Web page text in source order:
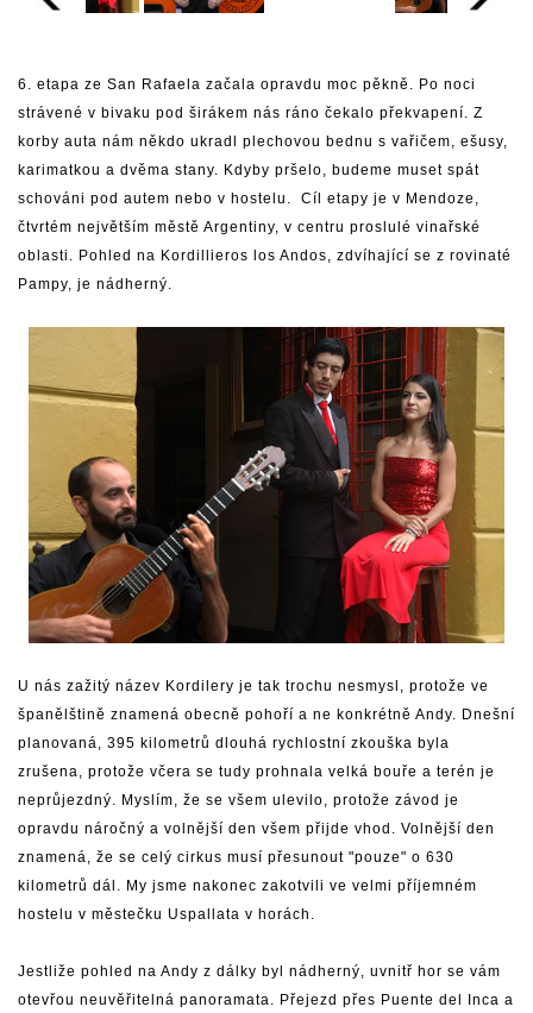
6. etapa ze San Rafaela začala opravdu moc pěkně. Po noci
strávené v bivaku pod širákem nás ráno čekalo překvapení. Z
korby auta nám někdo ukradl plechovou bednu s vařičem, ešusy,
karimatkou a dvěma stany. Kdyby pršelo, budeme muset spát
schováni pod autem nebo v hostelu. Cíl etapy je v Mendoze,
čtvrtém největším městě Argentiny, v centru proslulé vinařské
oblasti. Pohled na Kordillieros los Andos, zdvíhající se z rovinaté
Pampy, je nádherný.
U nás zažitý název Kordilery je tak trochu nesmysl, protože ve
španělštině znamená obecně pohoří a ne konkrétně Andy. Dnešní
planovaná, 395 kilometrů dlouhá rychlostní zkouška byla
zrušena, protože včera se tudy prohnala velká bouře a terén je
neprůjezdný. Myslím, že se všem ulevilo, protože závod je
opravdu náročný a volnější den všem přijde vhod. Volnější den
znamená, že se celý cirkus musí přesunout "pouze" o 630
kilometrů dál. My jsme nakonec zakotvili ve velmi příjemném
hostelu v městečku Uspallata v horách.
Jestliže pohled na Andy z dálky byl nádherný, uvnitř hor se vám
otevřou neuvěřitelná panoramata. Přejezd přes Puente del Inca a